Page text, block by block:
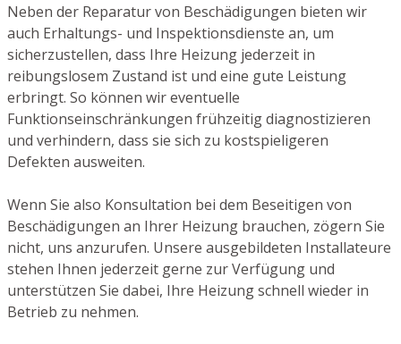
Neben der Reparatur von Beschädigungen bieten wir
auch Erhaltungs- und Inspektionsdienste an, um
sicherzustellen, dass Ihre Heizung jederzeit in
reibungslosem Zustand ist und eine gute Leistung
erbringt. So können wir eventuelle
Funktionseinschränkungen frühzeitig diagnostizieren
und verhindern, dass sie sich zu kostspieligeren
Defekten ausweiten.
Wenn Sie also Konsultation bei dem Beseitigen von
Beschädigungen an Ihrer Heizung brauchen, zögern Sie
nicht, uns anzurufen. Unsere ausgebildeten Installateure
stehen Ihnen jederzeit gerne zur Verfügung und
unterstützen Sie dabei, Ihre Heizung schnell wieder in
Betrieb zu nehmen.